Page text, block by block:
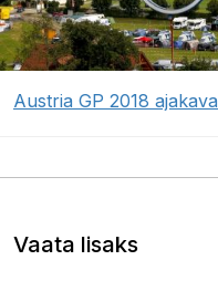
Austria GP 2018 ajakava
Vaata lisaks